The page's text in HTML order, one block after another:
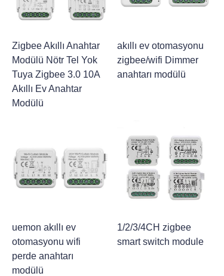
Zigbee Akıllı Anahtar
Modülü Nötr Tel Yok
Tuya Zigbee 3.0 10A
Akıllı Ev Anahtar
Modülü
akıllı ev otomasyonu
zigbee/wifi Dimmer
anahtarı modülü
uemon akıllı ev
otomasyonu wifi
perde anahtarı
modülü
1/2/3/4CH zigbee
smart switch module